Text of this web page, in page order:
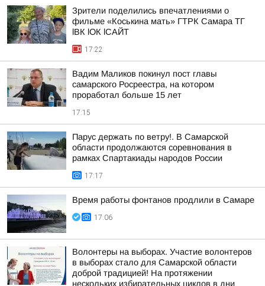
Зрители поделились впечатлениями о
фильме «Коськина мать» ГТРК Самара ТГ
lВК lОК lСАЙТ
17:22
Вадим Маликов покинул пост главы
самарского Росреестра, на котором
проработал больше 15 лет
17:15
Парус держать по ветру!. В Самарской
области продолжаются соревнования в
рамках Спартакиады народов России
17:17
Время работы фонтанов продлили в Самаре
17:06
Волонтеры на выборах. Участие волонтеров
в выборах стало для Самарской области
доброй традицией! На протяжении
нескольких избирательных циклов в дни